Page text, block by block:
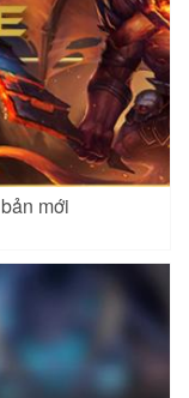
mới